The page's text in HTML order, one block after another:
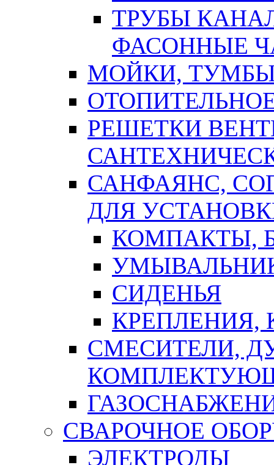
ТРУБЫ
ФАСОННЫЕ
МОЙКИ,
РЕШЕТКИ
САНФАЯНС,
ДЛЯ
КОМПАКТЫ,
СИДЕНЬЯ
СМЕСИТЕЛИ,
СВАРОЧНОЕ
ЭЛЕКТРОДЫ